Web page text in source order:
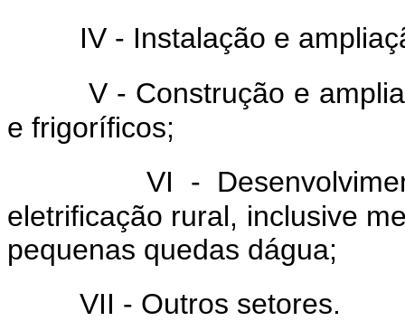
IV - Instalação e
V - Construção e
e frigoríficos;
VI -
eletrificação rural, inclusive
pequenas quedas dágua;
VII - Outros setores.